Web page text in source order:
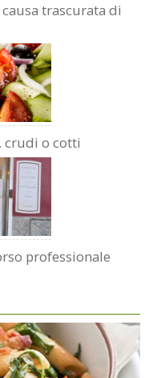
trascurata di
crudi o cotti
professionale